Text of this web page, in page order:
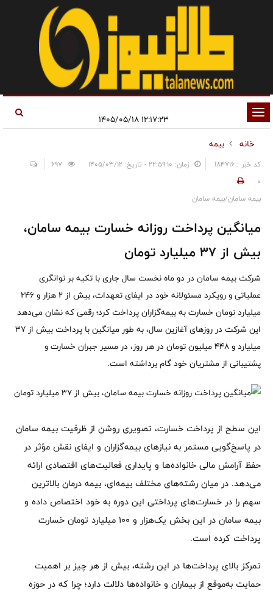
تغییر
وضعیت
ناوبری
خانه
بیمه
کد خبر : 184716 زمان: ۲۲:۵۹:۱۰ - تاریخ: ۱۴۰۵/۰۳/۱۲
0
بیمه سامان/بیمه سامان
میانگین پرداخت روزانه خسارت بیمه سامان،
بیش از ۳۷ میلیارد تومان
شرکت بیمه سامان در دو ماه نخست سال جاری با تکیه بر توانگری
عملیاتی و رویکرد مسئولانه خود در ایفای تعهدات، بیش از ۲ هزار و ۲۴۶
میلیارد تومان خسارت به بیمه‌گزاران پرداخت کرد؛ رقمی که نشان می‌دهد
این شرکت در روزهای آغازین سال، به طور میانگین با پرداخت بیش از ۳۷
میلیارد و ۴۴۸ میلیون تومان در هر روز، در مسیر جبران خسارت و
پشتیبانی از مشتریان خود گام برداشته است.
این سطح از پرداخت خسارت، تصویری روشن از ظرفیت بیمه سامان
در پاسخ‌گویی مستمر به نیازهای بیمه‌گزاران و ایفای نقش مؤثر در
حفظ آرامش مالی خانواده‌ها و پایداری فعالیت‌های اقتصادی ارائه
می‌دهد. در میان رشته‌های مختلف بیمه‌ای، بیمه درمان بالاترین
سهم را در خسارت‌های پرداختی این دوره به خود اختصاص داده و
بیمه سامان در این بخش یک‌هزار و 100 میلیارد تومان خسارت
پرداخت کرده است.
تمرکز بالای پرداخت‌ها در این رشته، بیش از هر چیز بر اهمیت
حمایت به‌موقع از بیماران و خانواده‌ها دلالت دارد؛ چرا که در حوزه